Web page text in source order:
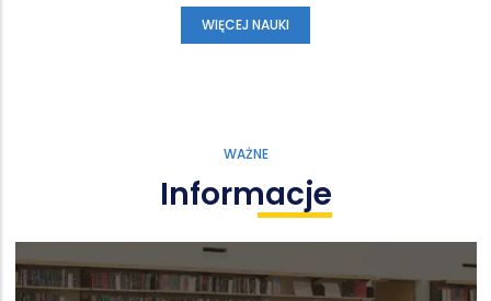
WIĘCEJ NAUKI
WAŻNE
Informacje